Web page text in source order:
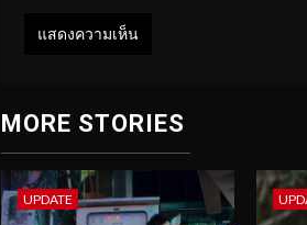
MORE STORIES
UPDATE